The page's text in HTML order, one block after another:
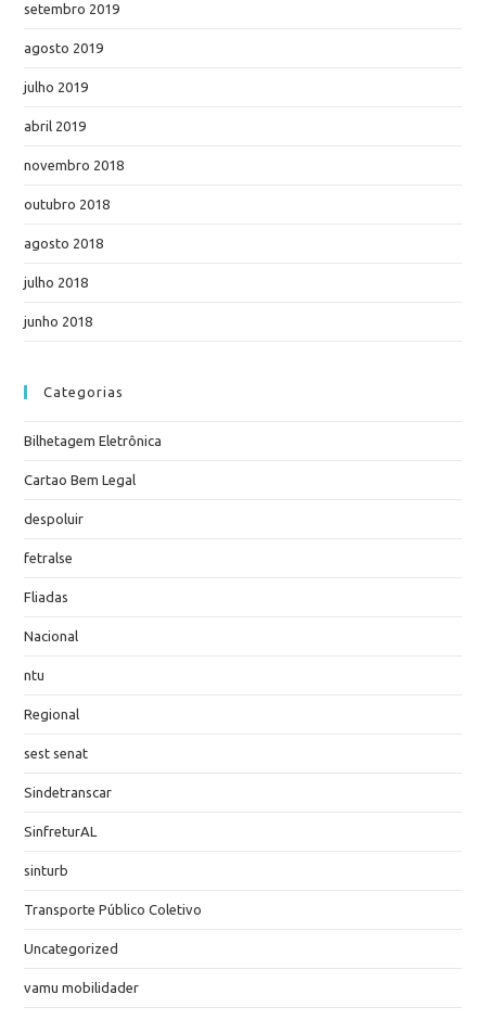
setembro 2019
agosto 2019
julho 2019
abril 2019
novembro 2018
outubro 2018
agosto 2018
julho 2018
junho 2018
Categorias
Bilhetagem Eletrônica
Cartao Bem Legal
despoluir
fetralse
Fliadas
Nacional
ntu
Regional
sest senat
Sindetranscar
SinfreturAL
sinturb
Transporte Público Coletivo
Uncategorized
vamu mobilidader